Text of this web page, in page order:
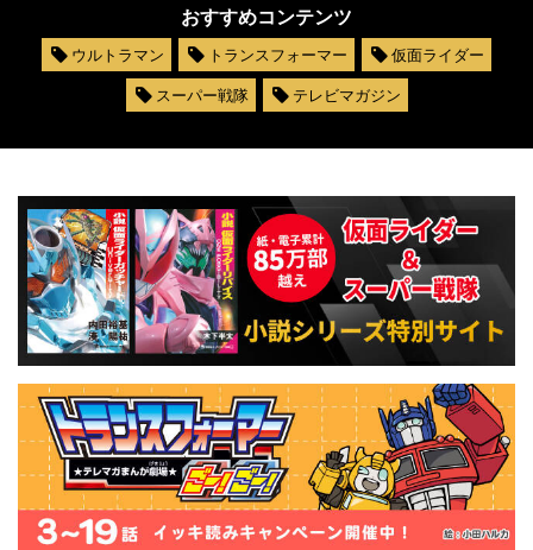
おすすめコンテンツ
ウルトラマン トランスフォーマー
仮面ライダー
スーパー戦隊
テレビマガジン